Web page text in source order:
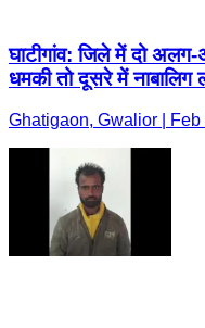
घाटीगांव: जिले में दो
धमकी तो दूसरे में नाबालिग
Ghatigaon, Gwalior | Feb